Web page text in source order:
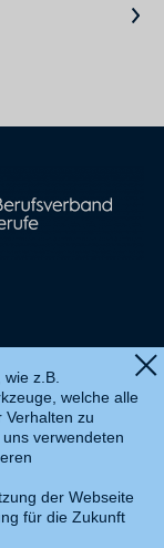
Artikel
wie z.B.
welche alle
zu
verwendeten
der Webseite
für die Zukunft